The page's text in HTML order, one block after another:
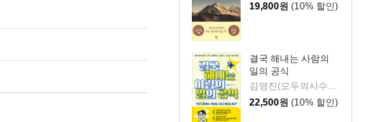
19,800원 (10% 할인)
결국 해내는 사람의
일의 공식
김영진(모두의사수) 저
22,500원 (10% 할인)